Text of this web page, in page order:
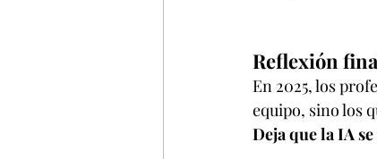
Reflexión
En 2025, los
equipo, sino los
Deja que la IA